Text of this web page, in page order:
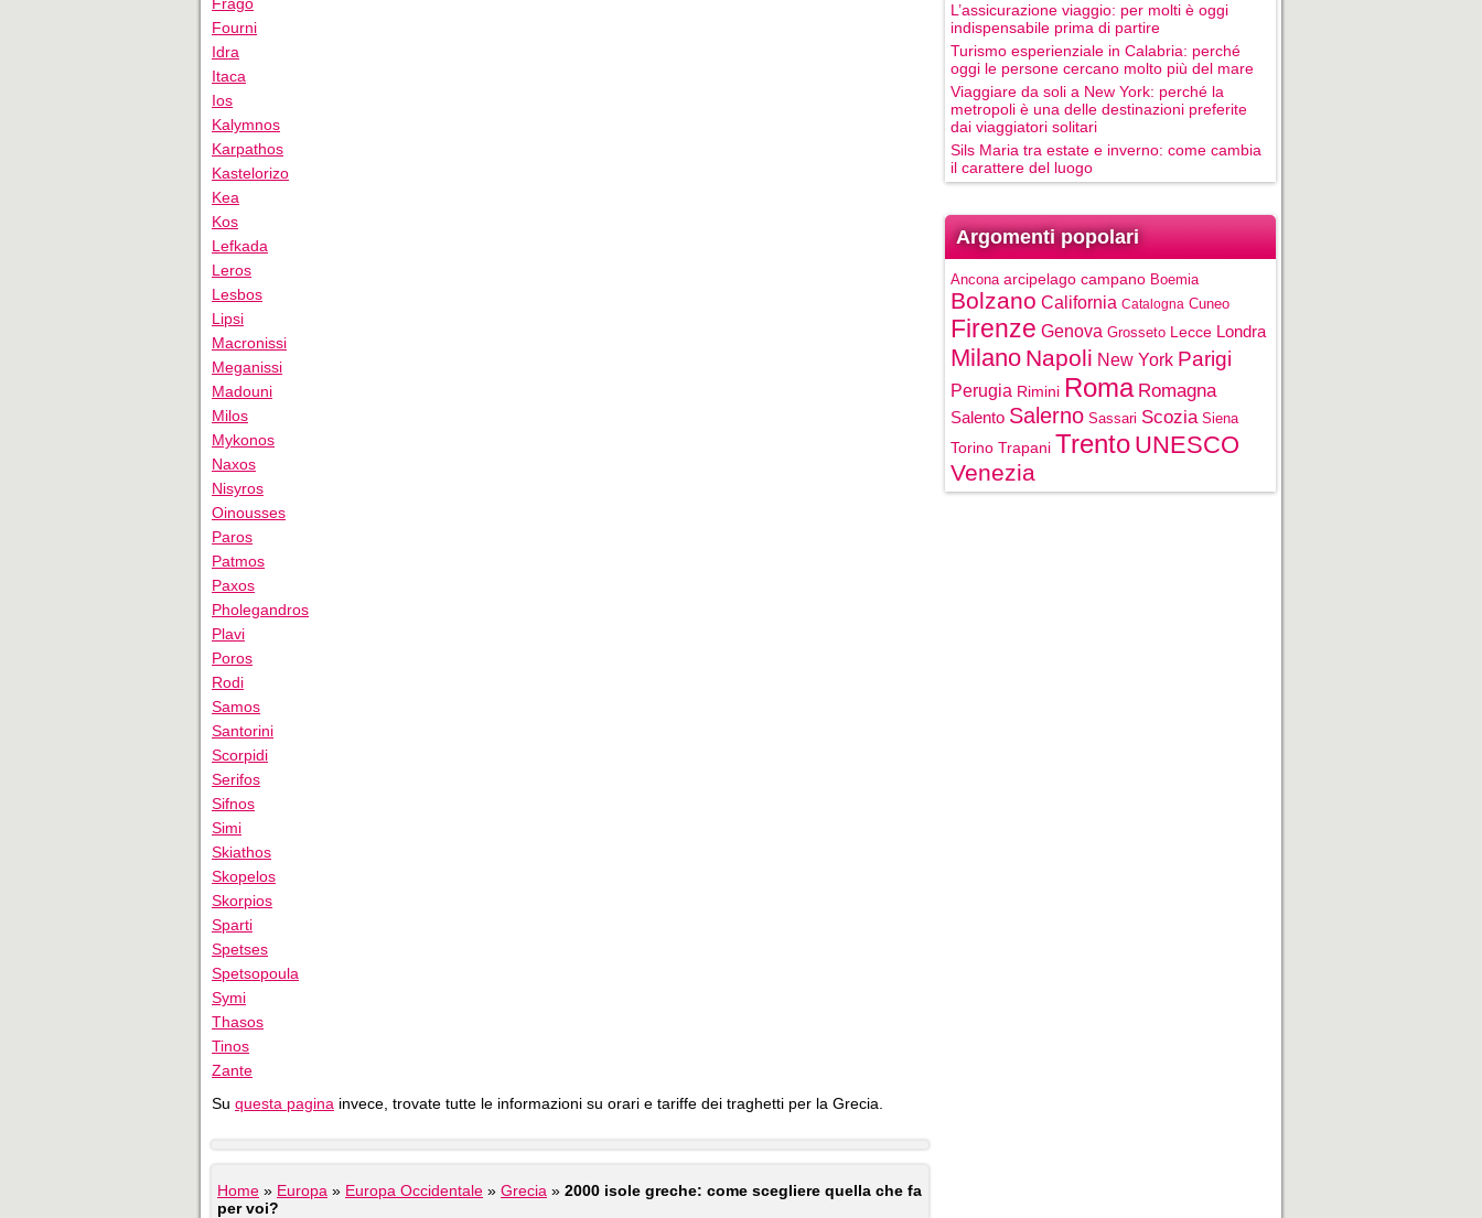
Fourni
Idra
Itaca
Ios
Kalymnos
Karpathos
Kastelorizo
Kea
Kos
Lefkada
Leros
Lesbos
Lipsi
Macronissi
Meganissi
Madouni
Milos
Mykonos
Naxos
Nisyros
Oinousses
Paros
Patmos
Paxos
Pholegandros
Plavi
Poros
Rodi
Samos
Santorini
Scorpidi
Serifos
Sifnos
Simi
Skiathos
Skopelos
Skorpios
Sparti
Spetses
Spetsopoula
Symi
Thasos
Tinos
Zante
Su questa pagina invece, trovate tutte le informazioni su orari e tariffe dei traghetti per la Grecia.
Home » Europa » Europa Occidentale » Grecia » 2000 isole greche: come scegliere quella che fa
per voi?
L’assicurazione viaggio: per molti è oggi
indispensabile prima di partire
Turismo esperienziale in Calabria: perché
oggi le persone cercano molto più del mare
Viaggiare da soli a New York: perché la
metropoli è una delle destinazioni preferite
dai viaggiatori solitari
Sils Maria tra estate e inverno: come cambia
il carattere del luogo
Argomenti popolari
Ancona arcipelago campano Boemia
Bolzano California Catalogna Cuneo
Firenze Genova Grosseto Lecce Londra
Milano Napoli New York Parigi
Perugia Rimini Roma Romagna
Salento Salerno Sassari Scozia Siena
Torino Trapani Trento UNESCO
Venezia